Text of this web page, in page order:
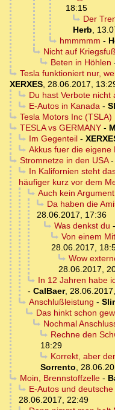
18:15
Der
Herb,
hmmmmm -
Nicht auf Kriegsfuß
Beten in Höhlen
Tesla funktioniert nur,
XERXES, 28.06.2017,
Du hast Verbote nicht
E-Autos in Kanada-
Tesla Motors Inc (TSLA)
TESLA vs GERMANY-
Im Gegenteil-
Akkus fuer die eigene
Stromnetze in den USA-
In Kalifornien steht
häufiger kurz vor dem
Auch kein Argument
Da haben die
28.06.2017, 17:36
Was denkst du -
Von einem
28.06.2017,
Wow
28.06.2017,
In 12 Jahren habe
- CalBaer,
Anschlußleistung -
Das hinkt schon
Nochmal
Rechne den
18:29
Korrekt, aber
Sorrento,
Moin, Brennstoffzelle-
E-Autos und
28.06.2017, 22:49